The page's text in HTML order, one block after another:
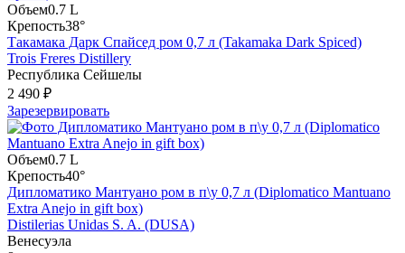
Объем0.7 L
Крепость38°
Такамака Дарк Спайсед ром 0,7 л (Takamaka Dark Spiced)
Trois Freres Distillery
Республика Сейшелы
2 490 ₽
Зарезервировать
Объем0.7 L
Крепость40°
Дипломатико Мантуано ром в п\у 0,7 л (Diplomatico Mantuano
Extra Anejo in gift box)
Distilerias Unidas S. A. (DUSA)
Венесуэла